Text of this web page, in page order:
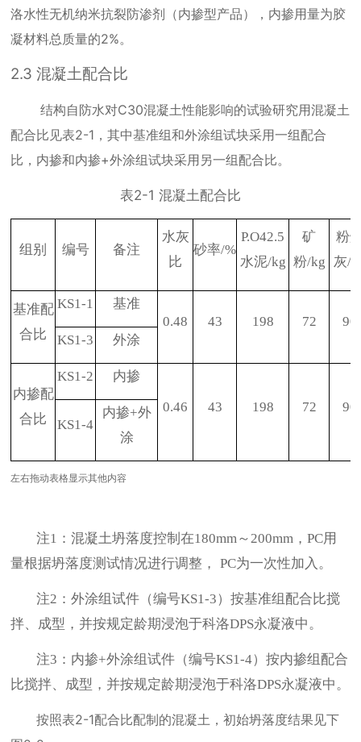
洛水性无机纳米抗裂防渗剂（内掺型产品），内掺用量为胶
凝材料总质量的2%。
2.3混凝土配合比
结构自防水对C30混凝土性能影响的试验研究用混凝土
配合比见表2-1 ，其中基准组和外涂组试块采用一组配合
比，内掺和内掺+外涂组试块采用另一组配合比。
表2-1 混凝土配合比
组别 编号 备注
水灰
比
砂率/%
P.O42.5
水泥/kg
矿
粉/kg
粉
灰/
基准配
合比
KS1-1
基准
0.48
43 198 72
90
KS1-3
外涂
内掺配
合比
KS1-2
内掺
0.46
43 198 72
90
KS1-4
内掺+外
涂
左右拖动表格显示其他内容
注1 ：混凝土坍落度控制在180mm～200mm ，PC用
量根据坍落度测试情况进行调整，
PC为一次性加入。
注2 ：外涂组试件（编号KS1-3 ）按基准组配合比搅
拌、成型，并按规定龄期浸泡于科洛DPS永凝液中。
注3 ：内掺+外涂组试件（编号KS1-4）按内掺组配合
比搅拌、成型，并按规定龄期浸泡于科洛DPS永凝液中。
按照表2-1配合比配制的混凝土，初始坍落度结果见下